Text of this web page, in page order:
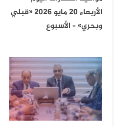
الأربعاء 20 مايو 2026 «قبلي
وبحري» – الأسبوع